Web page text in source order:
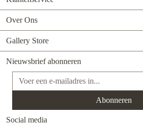
Over Ons
Gallery Store
Nieuwsbrief abonneren
E-mailadres*
Abonneren
Social media